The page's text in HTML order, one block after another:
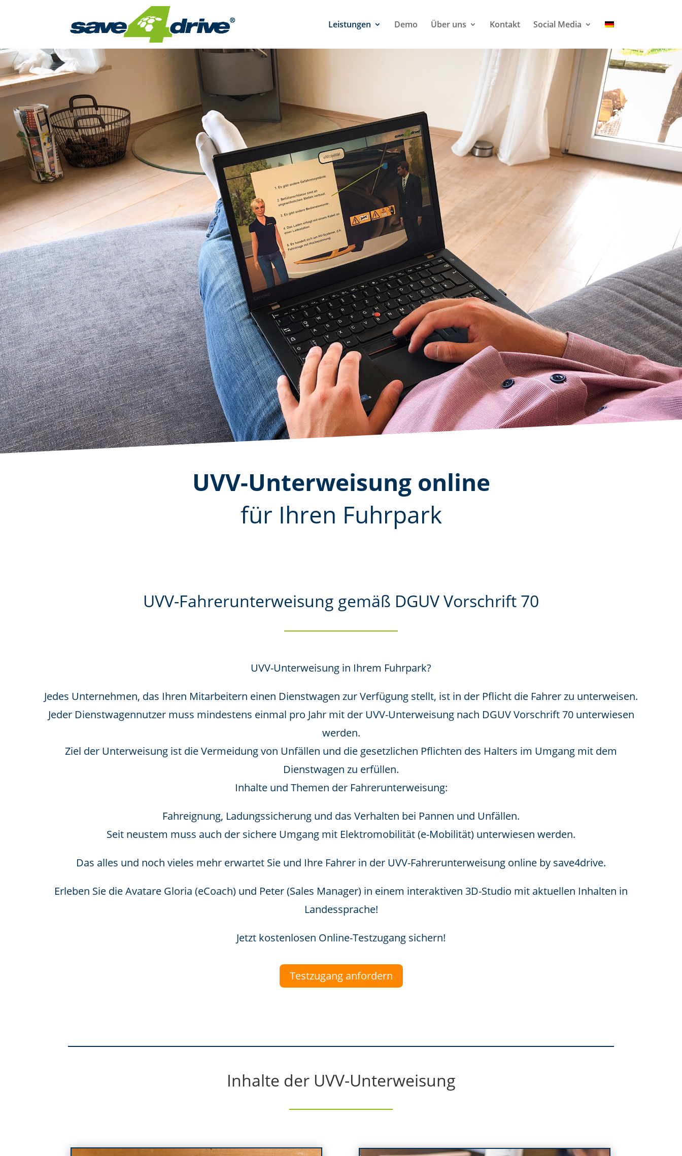
Leistungen Demo Über uns Kontakt Social Media
UVV-Unterweisung online
für Ihren Fuhrpark
UVV-Fahrerunterweisung gemäß DGUV Vorschrift 70
UVV-Unterweisung in Ihrem Fuhrpark?
Jedes Unternehmen, das Ihren Mitarbeitern einen Dienstwagen zur Verfügung stellt, ist in der Pflicht die Fahrer zu unterweisen.
Jeder Dienstwagennutzer muss mindestens einmal pro Jahr mit der UVV-Unterweisung nach DGUV Vorschrift 70 unterwiesen
werden.
Ziel der Unterweisung ist die Vermeidung von Unfällen und die gesetzlichen Pflichten des Halters im Umgang mit dem
Dienstwagen zu erfüllen.
Inhalte und Themen der Fahrerunterweisung:
Fahreignung, Ladungssicherung und das Verhalten bei Pannen und Unfällen.
Seit neustem muss auch der sichere Umgang mit Elektromobilität (e-Mobilität) unterwiesen werden.
Das alles und noch vieles mehr erwartet Sie und Ihre Fahrer in der UVV-Fahrerunterweisung online by save4drive.
Erleben Sie die Avatare Gloria (eCoach) und Peter (Sales Manager) in einem interaktiven 3D-Studio mit aktuellen Inhalten in
Landessprache!
Jetzt kostenlosen Online-Testzugang sichern!
Testzugang anfordern
Inhalte der UVV-Unterweisung